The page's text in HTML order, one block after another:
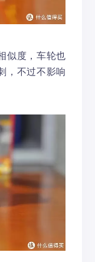
似度，车轮也
，不过不影响